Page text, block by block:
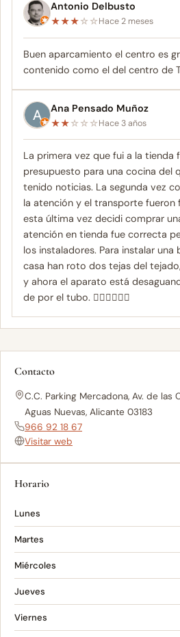
Antonio Delbusto
★★★☆☆Hace 2 meses
Buen aparcamiento el centro es
contenido como el del centro de
Ana Pensado Muñoz
★★☆☆☆Hace 3 años
La primera vez que fui a la tienda
presupuesto para una cocina del
tenido noticias. La segunda vez
la atención y el transporte fueron
esta última vez decidi comprar
atención en tienda fue correcta
los instaladores. Para instalar una
casa han roto dos tejas del
y ahora el aparato está
de por el tubo. 🤦🏽‍♀️🤦🏽‍♀️
Contacto
C.C. Parking Mercadona, Av. de las
Aguas Nuevas, Alicante 03183
966 92 18 67
Visitar web
Horario
Lunes
Martes
Miércoles
Jueves
Viernes